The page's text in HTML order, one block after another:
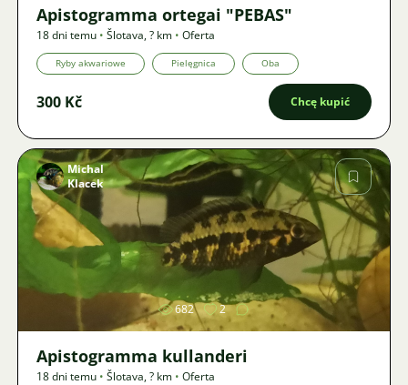
Apistogramma ortegai "PEBAS"
18 dni temu • Šlotava,? km • Oferta
Ryby akwariowe Pielęgnica Oba
300 Kč Chcę kupić
Zdjęcie
Michal
Klacek
682 2
Apistogramma kullanderi
18 dni temu • Šlotava,? km • Oferta